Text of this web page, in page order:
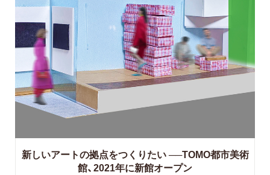
新しいアートの拠点をつくりたい──TOMO都市美術
館、2021年に新館オープン